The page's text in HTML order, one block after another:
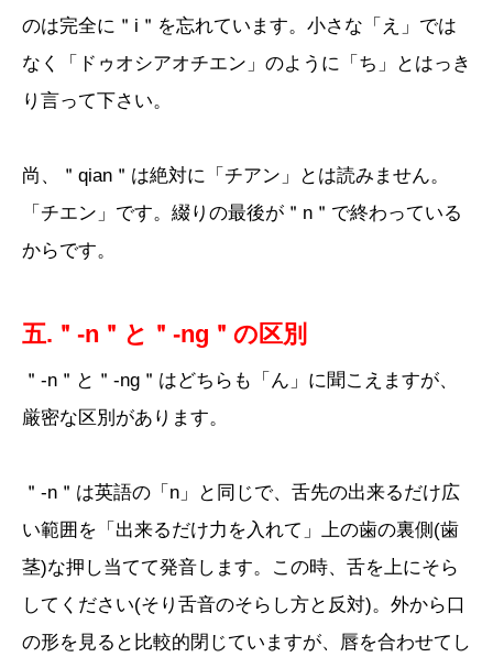
のは完全に＂i＂を忘れています。小さな「え」では
なく「ドゥオシアオチエン」のように「ち」とはっき
り言って下さい。
尚、＂qian＂は絶対に「チアン」とは読みません。
「チエン」です。綴りの最後が＂n＂で終わっている
からです。
五.＂-n＂と＂-ng＂の区別
＂-n＂と＂-ng＂はどちらも「ん」に聞こえますが、
厳密な区別があります。
＂-n＂は英語の「n」と同じで、舌先の出来るだけ広
い範囲を「出来るだけ力を入れて」上の歯の裏側(歯
茎)な押し当てて発音します。この時、舌を上にそら
してください(そり舌音のそらし方と反対)。外から口
の形を見ると比較的閉じていますが、唇を合わせてし